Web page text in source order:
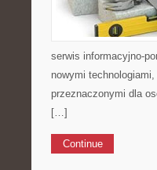
serwis informacyjno-
nowymi
przeznaczonymi dla
[…]
Continue